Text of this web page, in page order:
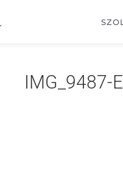
IMG_9487-